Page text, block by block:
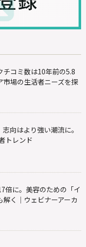
チコミ数は10年前の5.8
場の生活者ニーズを探
向はより強い潮流に。
トレンド
倍に。美容のための「イ
く｜ウェビナーアーカ